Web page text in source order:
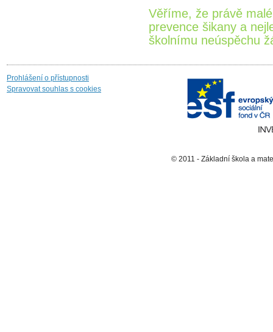
Věříme, že právě
prevence šikany a
školnímu neúspěchu
Prohlášení o přístupnosti
Spravovat souhlas s cookies
© 2011 - Základní škola a